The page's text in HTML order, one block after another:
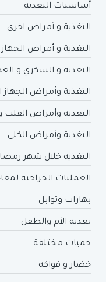
أساسيات التغذية
التغذية و أمراض اخرى
التغذية و أمراض
التغذية و السكري و
التغذية وأمراض
التغذية وأمراض القلب
التغذية وأمراض الكلى
التغذيه خلال شهر
العمليات الجراحية
بهارات وتوابل
تغذية الأم والطفل
حميات مختلفة
خضار و فواكه